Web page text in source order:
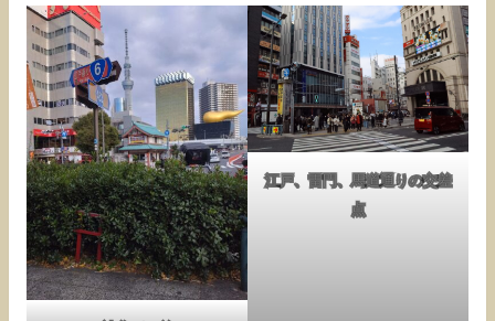
江戸、雷門、馬道通りの交差
点